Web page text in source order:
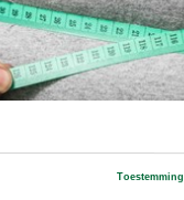
Toestemming